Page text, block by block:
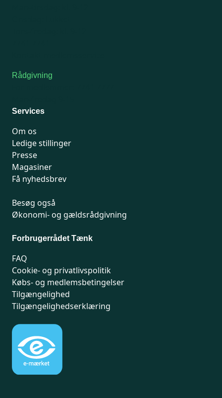
Rådgivning
Services
Om os
Ledige stillinger
Presse
Magasiner
Få nyhedsbrev
Besøg også
Økonomi- og gældsrådgivning
Forbrugerrådet Tænk
FAQ
Cookie- og privatlivspolitik
Købs- og medlemsbetingelser
Tilgængelighed
Tilgængelighedserklæring